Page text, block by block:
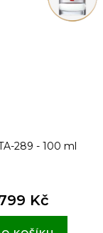
289 - 100 ml
Kč